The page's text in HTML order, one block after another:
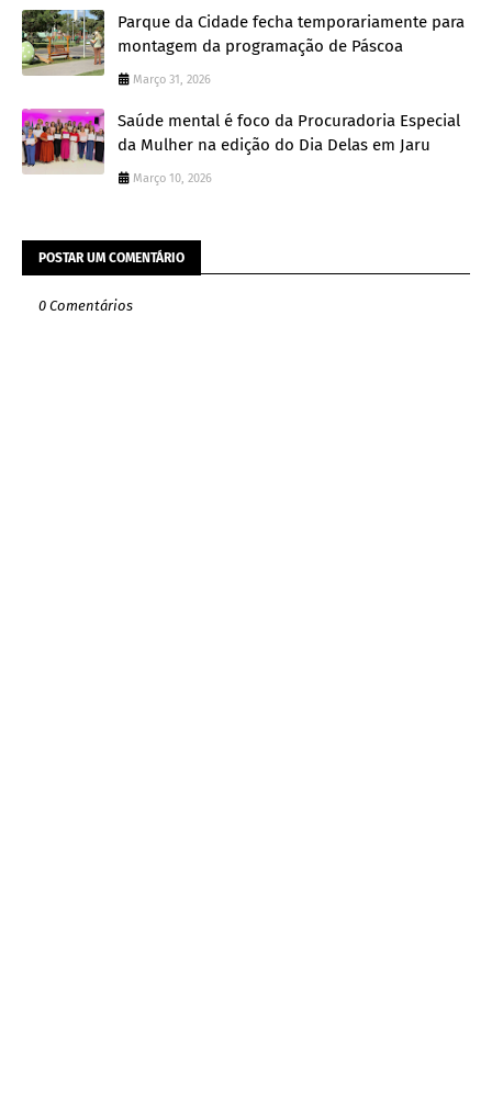
Parque da Cidade fecha temporariamente para
montagem da programação de Páscoa
Março 31, 2026
Saúde mental é foco da Procuradoria Especial
da Mulher na edição do Dia Delas em Jaru
Março 10, 2026
POSTAR UM COMENTÁRIO
0 Comentários